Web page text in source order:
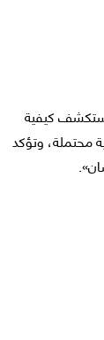
كيفية
محتملة، وتؤكد